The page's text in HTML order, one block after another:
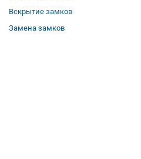
Вскрытие замков
Замена замков